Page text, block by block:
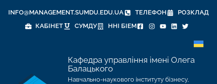
INFO@MANAGEMENT.SUMDU.EDU.UA ТЕЛЕФОН
РОЗКЛАД
КАБІНЕТ
СУМДУ ННІ БІЕМ
Кафедра управління імені Олега
Балацького
Навчально-наукового інституту бізнесу,